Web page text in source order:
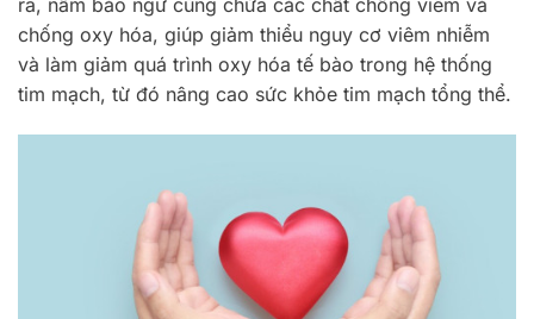
chống oxy hóa, giúp giảm thiểu nguy cơ viêm nhiễm
và làm giảm quá trình oxy hóa tế bào trong hệ thống
tim mạch, từ đó nâng cao sức khỏe tim mạch tổng thể.